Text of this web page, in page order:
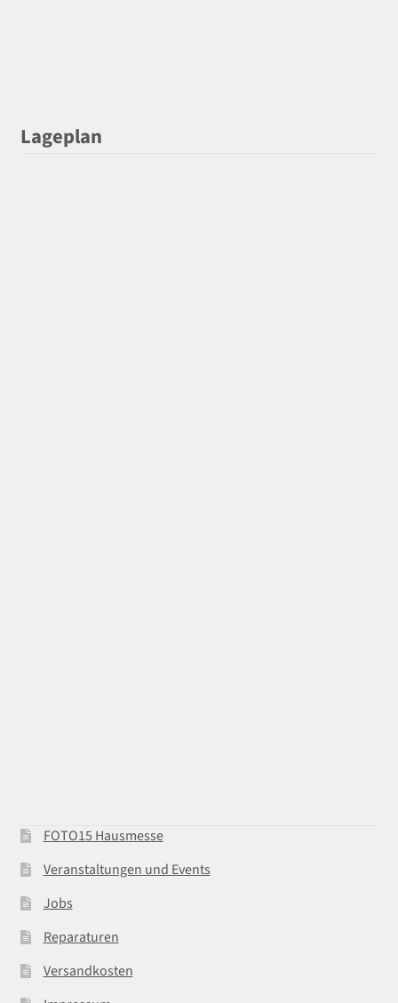
Lageplan
FOTO15 Hausmesse
Veranstaltungen und Events
Jobs
Reparaturen
Versandkosten